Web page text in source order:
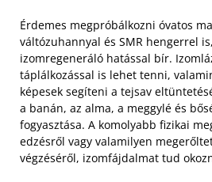
Érdemes megpróbálkozni óvatos
váltózuhannyal és SMR hengerrel
izomregeneráló hatással bír.
táplálkozással is lehet tenni,
képesek segíteni a tejsav
a banán, az alma, a meggylé és
fogyasztása. A komolyabb fizikai
edzésről vagy valamilyen
végzéséről, izomfájdalmat tud